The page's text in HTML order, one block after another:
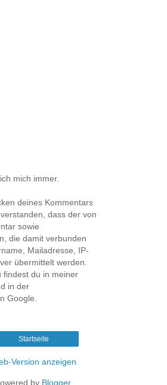
mich immer.
deines Kommentars
dass der von
sowie
die damit verbunden
Mailadresse, IP-
übermittelt werden.
findest du in meiner
in der
Google.
Startseite
Version anzeigen
by Blogger.